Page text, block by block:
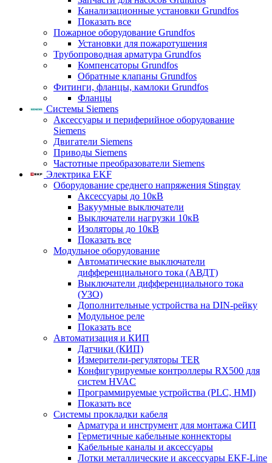
Канализационные установки Grundfos
Показать все
Пожарное оборудование Grundfos
Установки для пожаротушения
Трубопроводная арматура Grundfos
Компенсаторы Grundfos
Обратные клапаны Grundfos
Фитинги, фланцы, камлоки Grundfos
Фланцы
Системы Siemens
Аксессуары и периферийное оборудование
Siemens
Двигатели Siemens
Приводы Siemens
Частотные преобразователи Siemens
Электрика EKF
Оборудование среднего напряжения Stingray
Аксессуары до 10кВ
Вакуумные выключатели
Выключатели нагрузки 10кВ
Изоляторы до 10кВ
Показать все
Модульное оборудование
Автоматические выключатели
дифференциального тока (АВДТ)
Выключатели дифференциального тока
(УЗО)
Дополнительные устройства на DIN-рейку
Модульное реле
Показать все
Автоматизация и КИП
Датчики (КИП)
Измерители-регуляторы TER
Конфигурируемые контроллеры RX500 для
систем HVAC
Программируемые устройства (PLC, HMI)
Показать все
Системы прокладки кабеля
Арматура и инструмент для монтажа СИП
Герметичные кабельные коннекторы
Кабельные каналы и аксессуары
Лотки металлические и аксессуары EKF-Line